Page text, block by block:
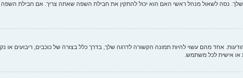
לשאול מנהל ראשי האם הוא יכול להתקין את חבילת השפה שאתה צריך. אם חבילת השפה
אחד מהם עשוי להיות תמונה הקשורה לדרגה שלך, בדרך כלל בצורה של כוכבים, ריבועים או
או אישית לכל משתמש.